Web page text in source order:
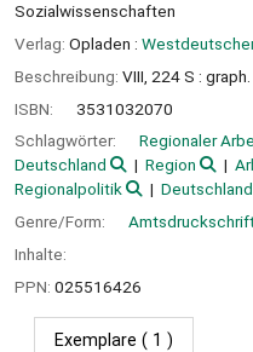
Sozialwissenschaften
Verlag: Opladen :
Beschreibung: VIII, 224 S :
ISBN:
3531032070
Schlagwörter:
Regionaler
Deutschland
Region
Regionalpolitik
Genre/Form:
Inhalte:
PPN: 025516426
Exemplare ( 1 )